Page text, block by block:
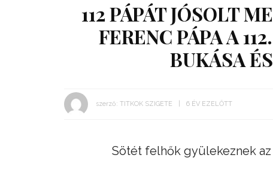
112 PÁPÁT JÓSOLT
FERENC PÁPA A
BUKÁSA
szerző: TITKOK SZIGETE 6 ÉV EZELŐTT
Sötét felhők gyülekeznek